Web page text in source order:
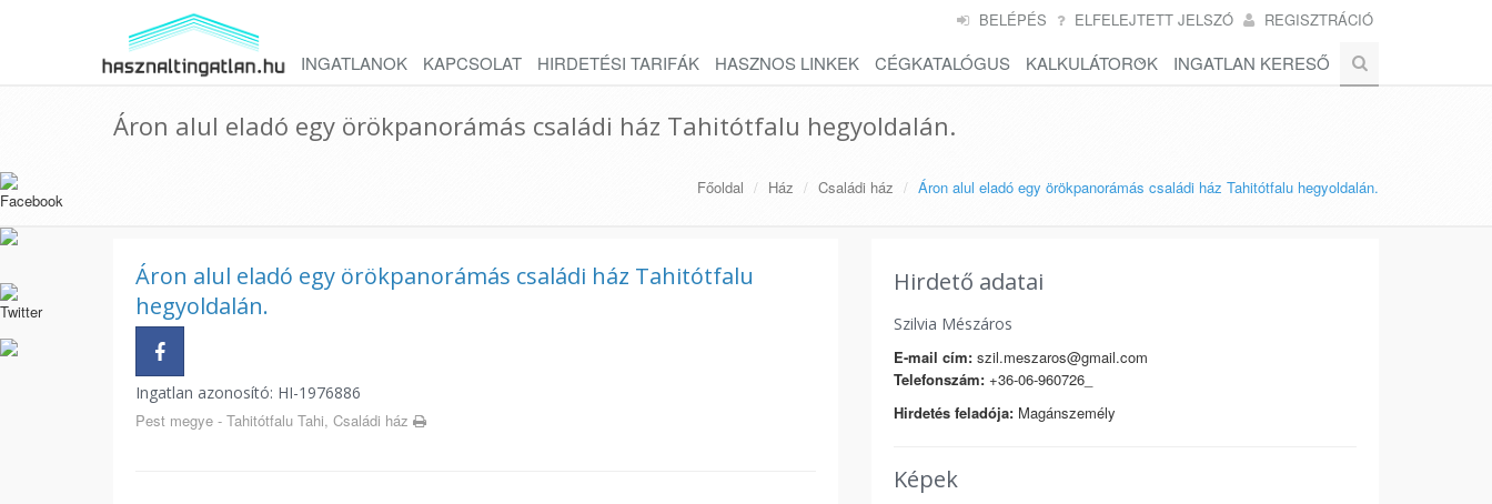
BELÉPÉS ELFELEJTETT JELSZÓ REGISZTRÁCIÓ
INGATLANOK KAPCSOLAT HIRDETÉSI TARIFÁK HASZNOS LINKEK CÉGKATALÓGUS KALKULÁTOROK INGATLAN KERESŐ
Áron alul eladó egy örökpanorámás családi ház Tahitótfalu hegyoldalán.
Főoldal Ház Családi ház Áron alul eladó egy örökpanorámás családi ház Tahitótfalu hegyoldalán.
Áron alul eladó egy örökpanorámás családi ház Tahitótfalu
hegyoldalán.
Ingatlan azonosító: HI-1976886
Pest megye - Tahitótfalu Tahi, Családi ház
Hirdető adatai
Szilvia Mészáros
E-mail cím:szil.meszaros@gmail.com
Telefonszám:+36-06-960726_
Hirdetés feladója:Magánszemély
Képek